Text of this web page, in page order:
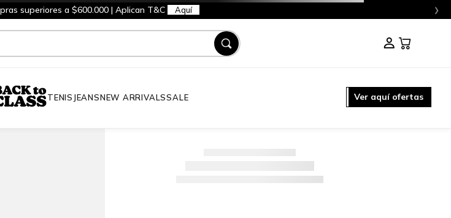
superiores a $600.000 | Aplican T&C Aquí ›
TENIS JEANSNEW ARRIVALSSALE Ver aquí ofertas